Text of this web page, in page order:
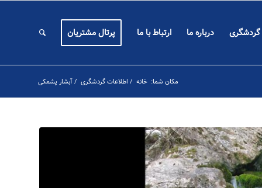
گردشگری درباره ما ارتباط با ما پرتال مشتریان
مکان شما: خانه / اطلاعات گردشگری /آبشار پشمکی